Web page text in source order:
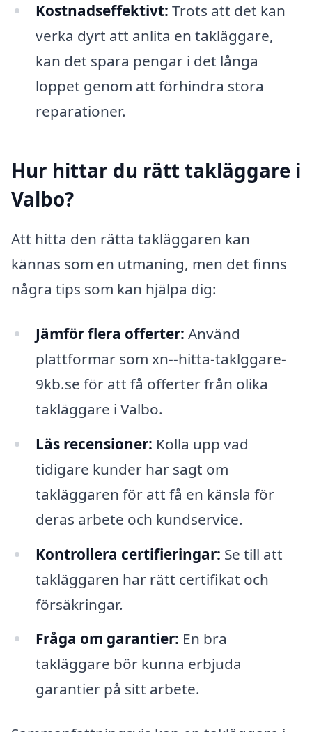
Kostnadseffektivt: Trots att det kan
verka dyrt att anlita en takläggare,
kan det spara pengar i det långa
loppet genom att förhindra stora
reparationer.
Hur hittar du rätt takläggare i
Valbo?
Att hitta den rätta takläggaren kan
kännas som en utmaning, men det finns
några tips som kan hjälpa dig:
Jämför flera offerter: Använd
plattformar som xn--hitta-taklggare-
9kb.se för att få offerter från olika
takläggare i Valbo.
Läs recensioner: Kolla upp vad
tidigare kunder har sagt om
takläggaren för att få en känsla för
deras arbete och kundservice.
Kontrollera certifieringar: Se till att
takläggaren har rätt certifikat och
försäkringar.
Fråga om garantier: En bra
takläggare bör kunna erbjuda
garantier på sitt arbete.